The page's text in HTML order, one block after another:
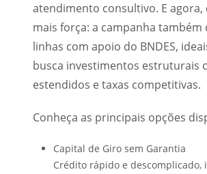
atendimento consultivo. E agora,
mais força: a campanha também
linhas com apoio do BNDES,
busca investimentos estruturais
estendidos e taxas competitivas.
Conheça as principais opções
Capital de Giro sem Garantia
Crédito rápido e descomplicado,